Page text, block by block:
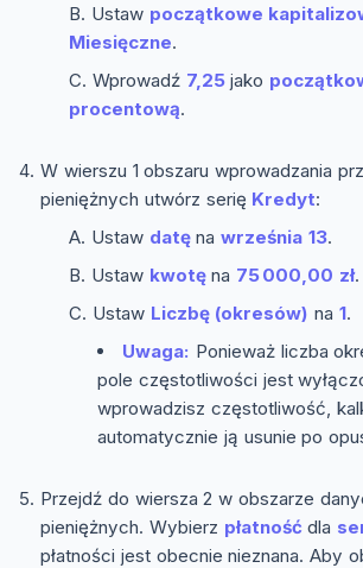
Ustaw początkowe
Miesięczne.
Wprowadź 7,25jako
procentową.
W wierszu 1 obszaru wprowadzania
pieniężnych utwórz serię Kredyt:
Ustaw datęnawrześnia 13.
Ustaw kwotęna 75 000,00 zł.
Ustaw Liczbę (okresów) na 1.
Uwaga: Ponieważ liczba
pole częstotliwości jest
wprowadzisz częstotliwość,
automatycznie ją usunie po
Przejdź do wiersza 2 w obszarze
pieniężnych. Wybierz płatność dla
płatności jest obecnie nieznana. Aby